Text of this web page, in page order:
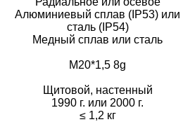
Алюминиевый сплав (IP53) или
сталь (IP54)
Медный сплав или сталь
М20*1,5 8g
Щитовой, настенный
1990 г. или 2000 г.
≤ 1,2 кг